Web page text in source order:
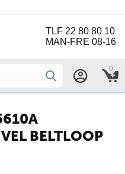
TLF 22 80 80 10
MAN-FRE 08-16
0
BELTLOOP